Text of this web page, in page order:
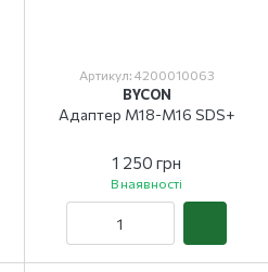
Артикул: 4200010063
BYCON
Адаптер М18-М16 SDS+
1 250 грн
В наявності